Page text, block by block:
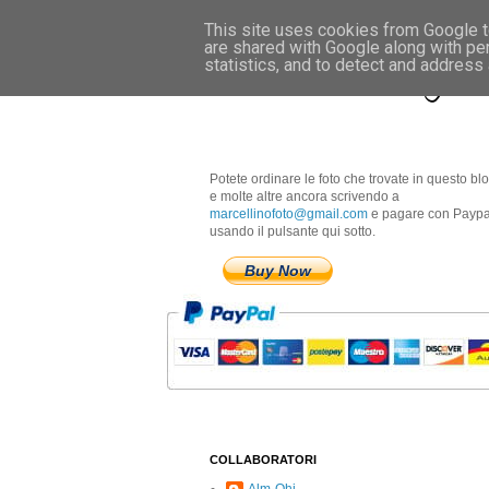
Marcellino
Potete ordinare le foto che trovate in questo
e molte altre ancora scrivendo a
marcellinofoto@gmail.com e pagare con
usando il pulsante qui sotto.
Buy Now
COLLABORATORI
This site uses cookies from Google
are shared with Google along with
statistics, and to detect and address